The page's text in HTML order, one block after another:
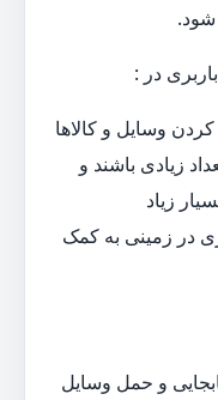
شود.
وسایل و کالاها
زیادی باشند و
زیاد
در زمینی به کمک
و حمل وسایل